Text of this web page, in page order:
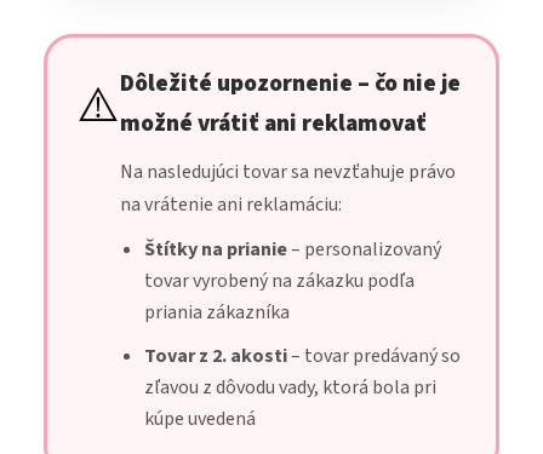
⚠️Dôležité upozornenie – čo nie je
možné vrátiť ani reklamovať
Na nasledujúci tovar sa nevzťahuje právo
na vrátenie ani reklamáciu:
Štítky na prianie– personalizovaný
tovar vyrobený na zákazku podľa
priania zákazníka
Tovar z 2. akosti– tovar predávaný so
zľavou z dôvodu vady, ktorá bola pri
kúpe uvedená